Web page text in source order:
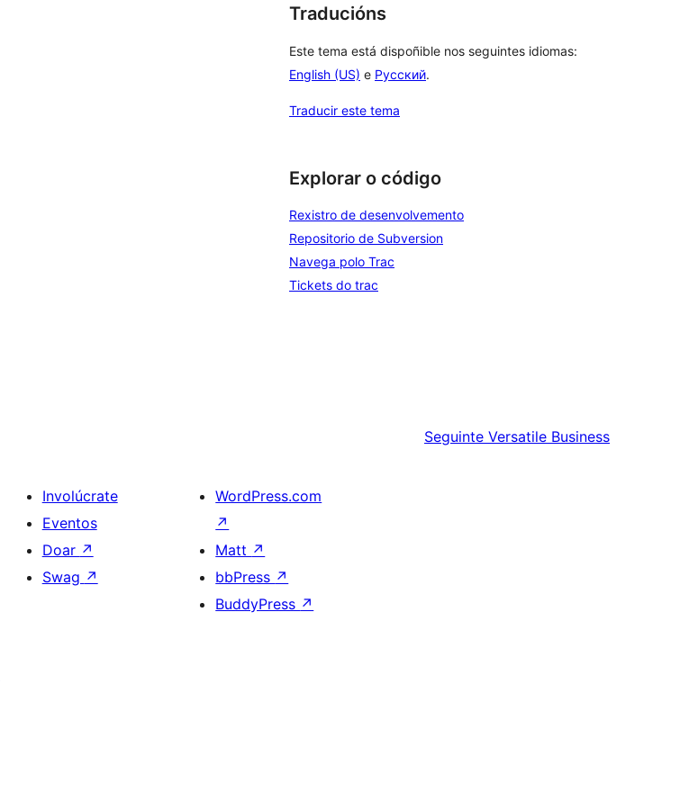
Traducións
Este tema está dispoñible nos seguintes idiomas:
English (US) e Русский.
Traducir este tema
Explorar o código
Rexistro de desenvolvemento
Repositorio de Subversion
Navega polo Trac
Tickets do trac
Seguinte Versatile Business
Involúcrate
Eventos
Doar ↗
Swag ↗
WordPress.com
↗
Matt ↗
bbPress ↗
BuddyPress ↗